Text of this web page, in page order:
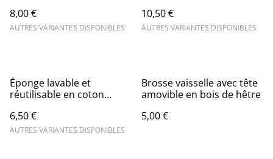
8,00 €
AUTRES VARIANTES DISPONIBLES
10,50 €
AUTRES VARIANTES DISPONIBLES
Éponge lavable et
réutilisable en coton
de jute
6,50 €
AUTRES VARIANTES DISPONIBLES
Brosse vaisselle avec tête
amovible en bois de hêtre
5,00 €